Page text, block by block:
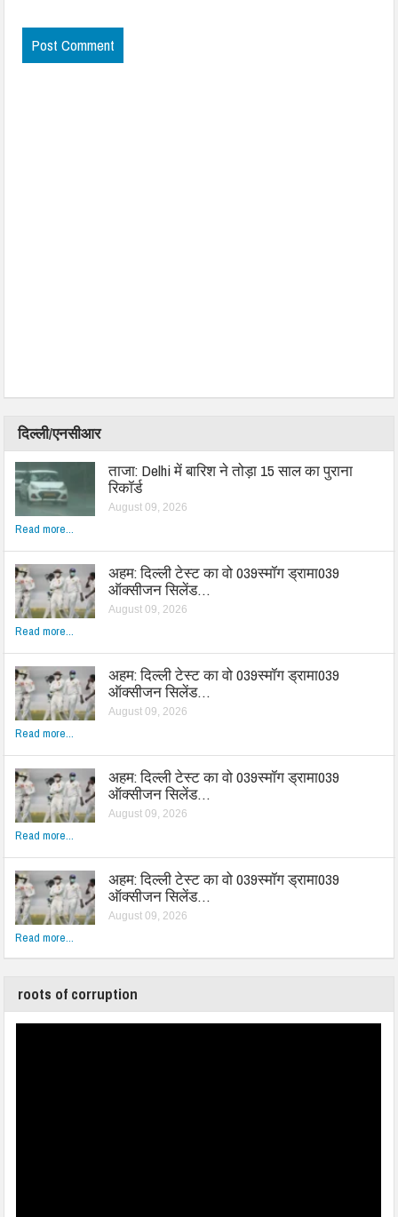
दिल्ली/एनसीआर
ताजा: Delhi में बारिश ने तोड़ा 15 साल का पुराना
रिकॉर्ड
August 09, 2026
Read more...
अहम: दिल्ली टेस्ट का वो 039स्मॉग ड्रामा039
ऑक्सीजन सिलेंड…
August 09, 2026
Read more...
अहम: दिल्ली टेस्ट का वो 039स्मॉग ड्रामा039
ऑक्सीजन सिलेंड…
August 09, 2026
Read more...
अहम: दिल्ली टेस्ट का वो 039स्मॉग ड्रामा039
ऑक्सीजन सिलेंड…
August 09, 2026
Read more...
अहम: दिल्ली टेस्ट का वो 039स्मॉग ड्रामा039
ऑक्सीजन सिलेंड…
August 09, 2026
Read more...
roots of corruption